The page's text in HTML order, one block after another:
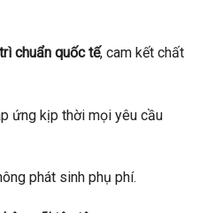
chuẩn quốc tế, cam kết chất
ứng kịp thời mọi yêu cầu
phát sinh phụ phí.